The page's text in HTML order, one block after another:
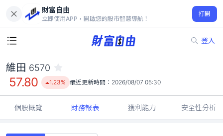
財富自由
立即使用APP，開啟您的股市智慧導航！
打開
登入
57.80
1.23%
維田 6570
57.80 1.23% 最近更新時間： 2026/08/07 05:30
個股概覽 財務報表 獲利能力 安全性分析